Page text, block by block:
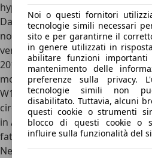
hypercar.
Da una parte Mercedes, che con
non senza noie una hypercar
versione ottimizzata della power
2015. Ha 1.073 CV prodotti dal
motori elettrici quindi si può
W16 Bugatti. Ne sono stati
circa 3 milioni di euro. Bisogna
in America per trovare altre
fatte per battere i record di
Nel paese scandinavo è famosa
Noi o questi fornitori
tecnologie simili necessari
sito e per garantirne il
in genere utilizzati in
abilitare funzioni
mantenimento delle
preferenze sulla privacy.
tecnologie simili non
disabilitato. Tuttavia, alcuni
questi cookie o strumenti
blocco di questi cookie o
influire sulla funzionalità del